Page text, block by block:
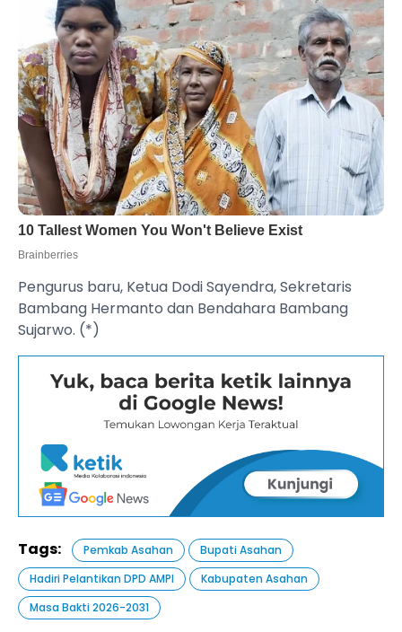
Pengurus baru, Ketua Dodi Sayendra, Sekretaris
Bambang Hermanto dan Bendahara Bambang
Sujarwo. (*)
Tags: Pemkab Asahan
Bupati Asahan
Hadiri Pelantikan DPD AMPI
Kabupaten Asahan
Masa Bakti 2026-2031